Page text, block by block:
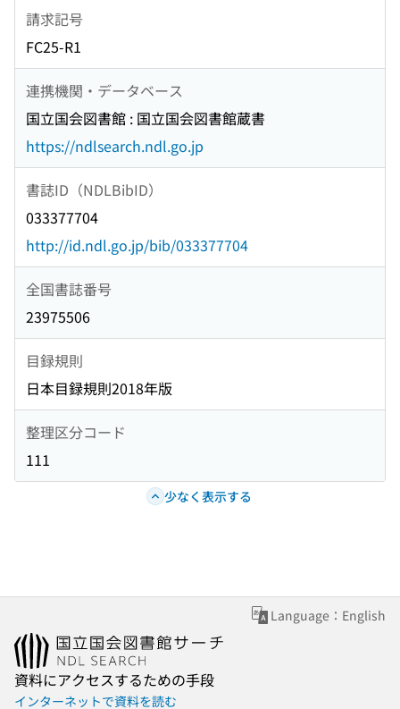
請求記号
FC25-R1
連携機関・データベース
国立国会図書館 : 国立国会図書館蔵書
https://ndlsearch.ndl.go.jp
書誌ID（NDLBibID）
033377704
http://id.ndl.go.jp/bib/033377704
全国書誌番号
23975506
目録規則
日本目録規則2018年版
整理区分コード
111
少なく表示する
Language：English
資料にアクセスするための手段
インターネットで資料を読む